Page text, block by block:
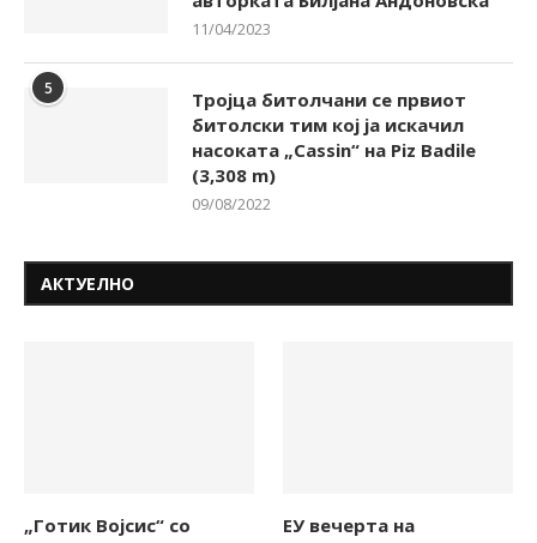
11/04/2023
5
Тројца битолчани се првиот
битолски тим кој ја искачил
насоката „Cassin“ на Piz Badile
(3,308 m)
09/08/2022
АКТУЕЛНО
„Готик Војсис“ со
ЕУ вечерта на